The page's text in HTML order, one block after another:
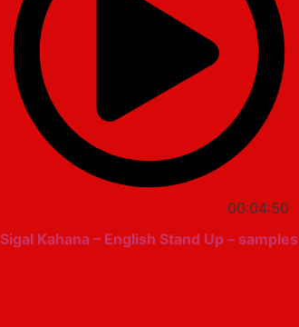
00:04:50
Sigal Kahana – English Stand Up – samples